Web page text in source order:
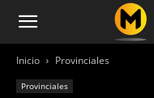
Inicio Provinciales
Provinciales